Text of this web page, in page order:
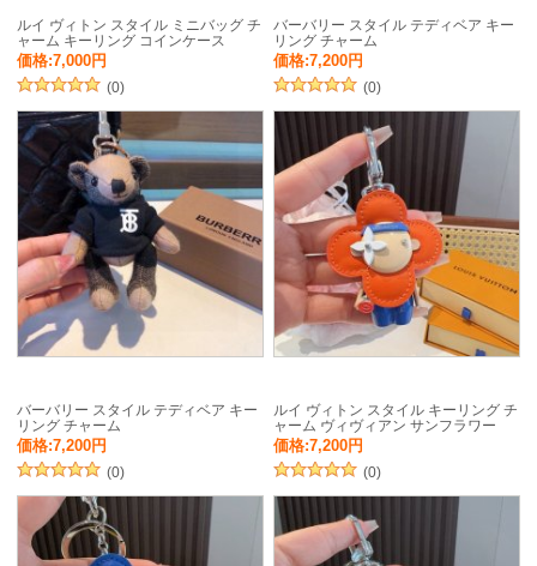
ルイ ヴィトン スタイル ミニバッグ チ
ャーム キーリング コインケース
価格:7,000円
(0)
バーバリー スタイル テディベア キー
リング チャーム
価格:7,200円
(0)
バーバリー スタイル テディベア キー
リング チャーム
価格:7,200円
(0)
ルイ ヴィトン スタイル キーリング チ
ャーム ヴィヴィアン サンフラワー
価格:7,200円
(0)